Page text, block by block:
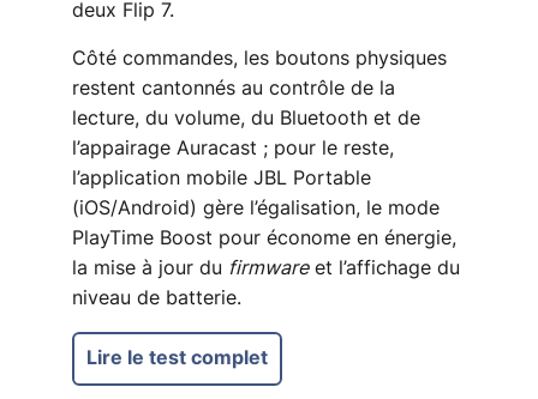
deux Flip 7.
Côté commandes, les boutons physiques
restent cantonnés au contrôle de la
lecture, du volume, du Bluetooth et de
l’appairage Auracast ; pour le reste,
l’application mobile JBL Portable
(iOS/Android) gère l’égalisation, le mode
PlayTime Boost pour économe en énergie,
la mise à jour du firmwareet l’affichage du
niveau de batterie.
Lire le test complet